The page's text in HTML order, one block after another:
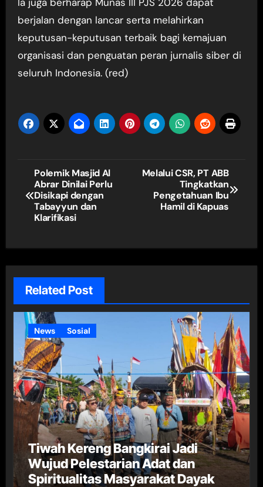
Ia juga berharap Munas III PJS 2026 dapat
berjalan dengan lancar serta melahirkan
keputusan-keputusan terbaik bagi kemajuan
organisasi dan penguatan peran jurnalis siber di
seluruh Indonesia. (red)
Navigasi
pos
Polemik Masjid Al
Abrar Dinilai Perlu
Disikapi dengan
Tabayyun dan
Klarifikasi
Melalui CSR, PT ABB
Tingkatkan
Pengetahuan Ibu
Hamil di Kapuas
Related Post
News Sosial
Tiwah Kereng Bangkirai Jadi
Wujud Pelestarian Adat dan
Spiritualitas Masyarakat Dayak